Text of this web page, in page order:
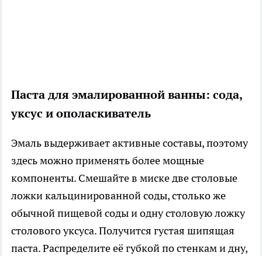
Паста для эмалированной ванны: сода,
уксус и ополаскиватель
Эмаль выдерживает активные составы, поэтому
здесь можно применять более мощные
компоненты. Смешайте в миске две столовые
ложки кальцинированной соды, столько же
обычной пищевой соды и одну столовую ложку
столового уксуса. Получится густая шипящая
паста. Распределите её губкой по стенкам и дну,